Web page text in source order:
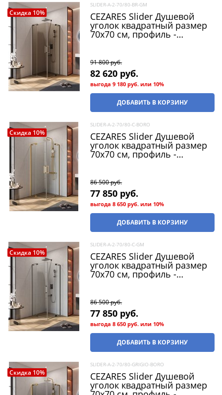
Скидка 10%
SLIDER-A-2-70/80-BR-GM
CEZARES Slider Душевой
уголок квадратный размер
70x70 см, профиль -
91 800 руб.
82 620 руб.
выгода9 180 руб. или 10%
ДОБАВИТЬ В КОРЗИНУ
Скидка 10%
SLIDER-A-2-70/80-C-BORO
CEZARES Slider Душевой
уголок квадратный размер
70x70 см, профиль -
Распашная
86 500 руб.
77 850 руб.
выгода8 650 руб. или 10%
ДОБАВИТЬ В КОРЗИНУ
Скидка 10%
SLIDER-A-2-70/80-C-GM
CEZARES Slider Душевой
уголок квадратный размер
70x70 см, профиль -
Распашная
86 500 руб.
77 850 руб.
выгода8 650 руб. или 10%
ДОБАВИТЬ В КОРЗИНУ
Скидка 10%
SLIDER-A-2-70/80-GRIGIO-BORO
CEZARES Slider Душевой
уголок квадратный размер